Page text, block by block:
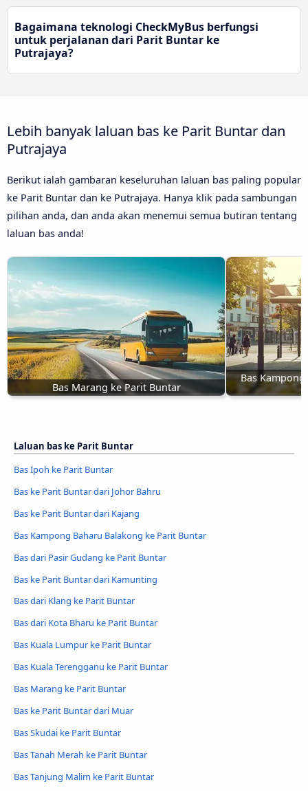
Bagaimana teknologi CheckMyBus berfungsi
untuk perjalanan dari Parit Buntar ke
Putrajaya?
Lebih banyak laluan bas ke Parit Buntar dan
Putrajaya
Berikut ialah gambaran keseluruhan laluan bas paling popular
ke Parit Buntar dan ke Putrajaya. Hanya klik pada sambungan
pilihan anda, dan anda akan menemui semua butiran tentang
laluan bas anda!
Bas Marang ke Parit Buntar
Bas
Laluan bas ke Parit Buntar
Bas Ipoh ke Parit Buntar
Bas ke Parit Buntar dari Johor Bahru
Bas ke Parit Buntar dari Kajang
Bas Kampong Baharu Balakong ke Parit Buntar
Bas dari Pasir Gudang ke Parit Buntar
Bas ke Parit Buntar dari Kamunting
Bas dari Klang ke Parit Buntar
Bas dari Kota Bharu ke Parit Buntar
Bas Kuala Lumpur ke Parit Buntar
Bas Kuala Terengganu ke Parit Buntar
Bas Marang ke Parit Buntar
Bas ke Parit Buntar dari Muar
Bas Skudai ke Parit Buntar
Bas Tanah Merah ke Parit Buntar
Bas Tanjung Malim ke Parit Buntar